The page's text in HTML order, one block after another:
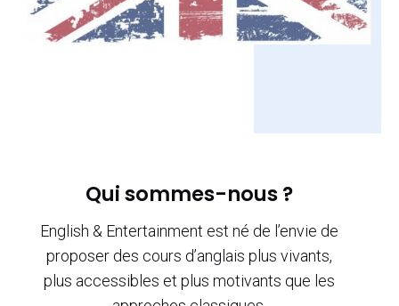
Qui sommes-nous ?
English & Entertainment est né de l’envie de
proposer des cours d’anglais plus vivants,
plus accessibles et plus motivants que les